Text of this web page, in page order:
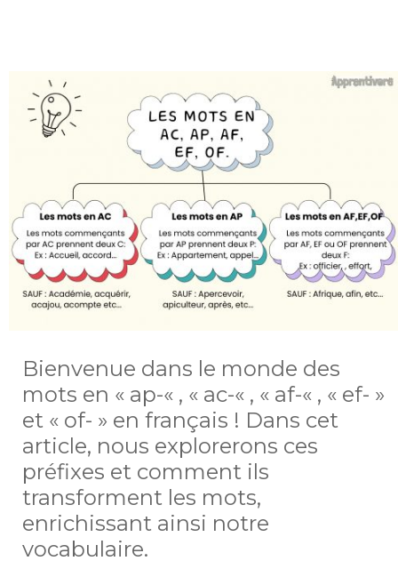
Bienvenue dans le monde des
mots en « ap-« , « ac-« , « af-« , « ef- »
et « of- » en français ! Dans cet
article, nous explorerons ces
préfixes et comment ils
transforment les mots,
enrichissant ainsi notre
vocabulaire.